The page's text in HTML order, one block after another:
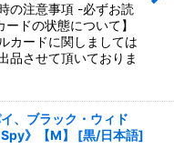
の注意事項 -必ずお読
ドの状態について】
カードに関しましては
品させて頂いておりま
、ブラック・ウィド
》【M】
[黒/日本語]